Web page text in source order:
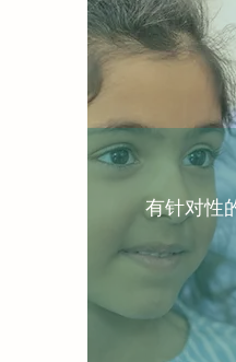
有针对性